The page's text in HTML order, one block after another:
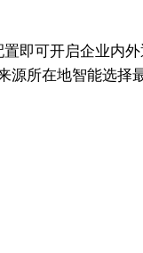
即可开启企业内
源所在地智能选择